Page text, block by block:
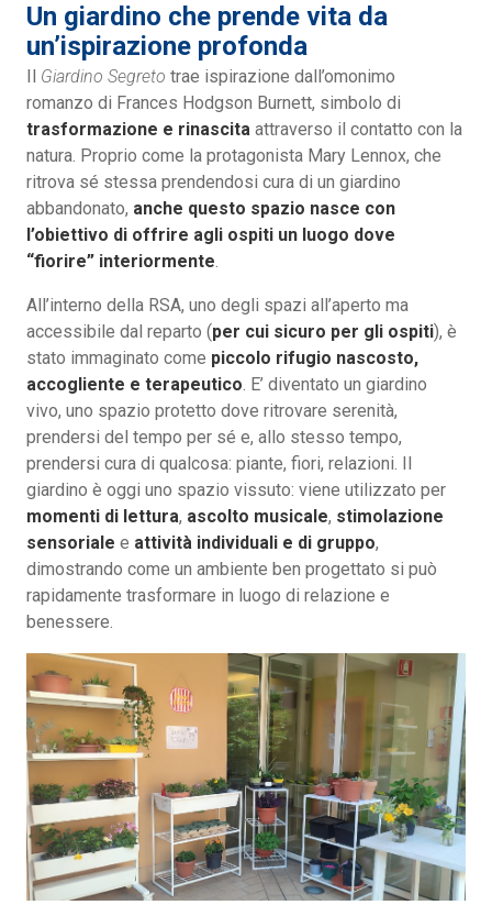
Un giardino che prende vita da
un’ispirazione profonda
Il Giardino Segreto trae ispirazione dall’omonimo
romanzo di Frances Hodgson Burnett, simbolo di
trasformazione e rinascita attraverso il contatto con la
natura. Proprio come la protagonista Mary Lennox, che
ritrova sé stessa prendendosi cura di un giardino
abbandonato, anche questo spazio nasce con
l’obiettivo di offrire agli ospiti un luogo dove
“fiorire” interiormente
All’interno della RSA, uno degli spazi all’aperto ma
accessibile dal reparto (per cui sicuro per gli ospiti), è
stato immaginato come piccolo rifugio nascosto,
accogliente e terapeutico . E’ diventato un giardino
vivo, uno spazio protetto dove ritrovare serenità,
prendersi del tempo per sé e, allo stesso tempo,
prendersi cura di qualcosa: piante, fiori, relazioni. Il
giardino è oggi uno spazio vissuto: viene utilizzato per
momenti di lettura, ascolto musicale, stimolazione
sensoriale e attività individuali e di gruppo,
dimostrando come un ambiente ben progettato si può
rapidamente trasformare in luogo di relazione e
benessere.